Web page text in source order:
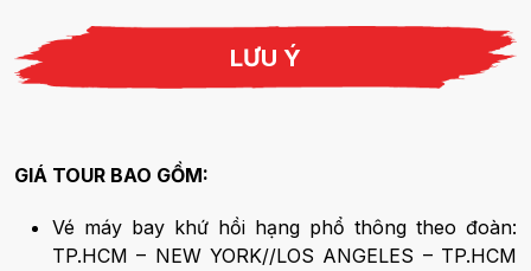
LƯU Ý
GIÁ TOUR BAO GỒM:
Vé máy bay khứ hồi hạng phổ thông theo đoàn:
TP.HCM – NEW YORK//LOS ANGELES – TP.HCM